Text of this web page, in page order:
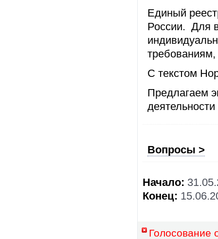
Единый
России. Для
С текстом
Предлагаем
Вопросы >
Начало:
Конец:
Голосование